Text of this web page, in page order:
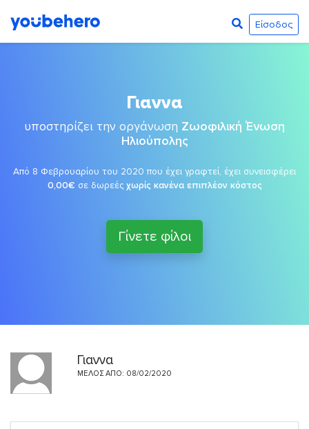
Είσοδος
Γιαννα
υποστηρίζει την οργάνωση Ζωοφιλική Ένωση
Ηλιούπολης
Από 8 Φεβρουαρίου του 2020 που έχει γραφτεί, έχει συνεισφέρει
0,00€ σε δωρεές χωρίς κανένα επιπλέον κόστος
Γίνετε φίλοι
Γιαννα
ΜΈΛΟΣ ΑΠΌ: 08/02/2020